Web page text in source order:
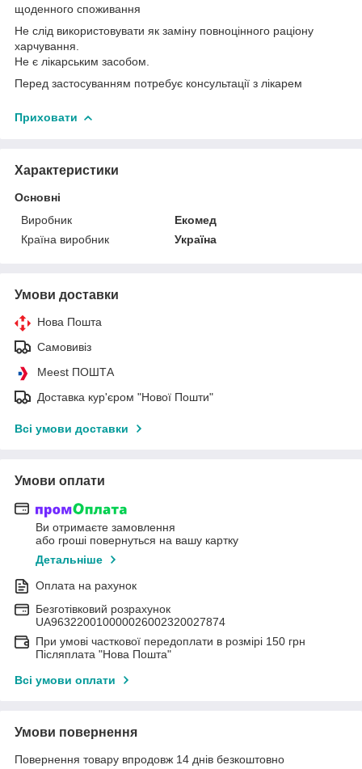
щоденного споживання
Не слід використовувати як заміну повноцінного раціону
харчування.
Не є лікарським засобом.
Перед застосуванням потребує консультації з лікарем
Приховати
Характеристики
Основні
Виробник
Екомед
Країна виробник
Україна
Умови доставки
Нова Пошта
Самовивіз
Meest ПОШТА
Доставка кур'єром "Нової Пошти"
Всі умови доставки
Умови оплати
Ви отримаєте замовлення
або гроші повернуться на вашу картку
Детальніше
Оплата на рахунок
Безготівковий розрахунок
UA963220010000026002320027874
При умові часткової передоплати в розмірі 150 грн
Післяплата "Нова Пошта"
Всі умови оплати
Умови повернення
Повернення товару впродовж 14 днів безкоштовно